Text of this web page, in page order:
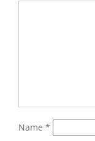
Name *